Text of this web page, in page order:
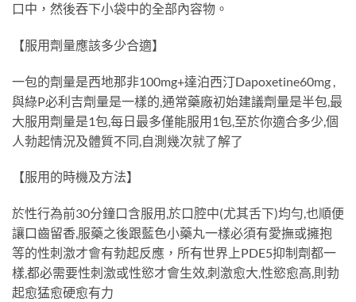
口中，然後吞下小袋中的全部內容物。
【服用劑量應該多少合適】
一包的劑量是西地那非100mg+達泊西汀Dapoxetine60mg ,
與綠P必利吉劑量是一樣的,通常藥廠初始建議劑量是半包,最
大服用劑量是1包,每日最多僅能服用1包,至於你適合多少,個
人勃起情況及體質不同,自測幾次就了解了
【服用的時機及方法】
於性行為前30分鐘口含服用,於口腔中(尤其舌下)均勻,也順便
讓口齒留香,服藥之後跟藍色小藥丸一樣必須有愛撫或擁抱
等的性刺激才會有勃起反應，所有世界上PDE5抑制劑都一
樣,都必需要性刺激或性慾才會生效,刺激愈大,性慾愈高,則勃
起愈猛愈硬愈有力